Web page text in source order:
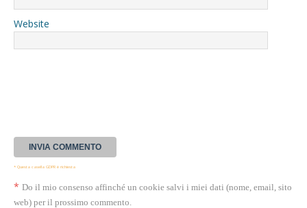
Website
* Questa casella GDPR è richiesta
* Do il mio consenso affinché un cookie salvi i miei dati (nome, email, sito
web) per il prossimo commento.